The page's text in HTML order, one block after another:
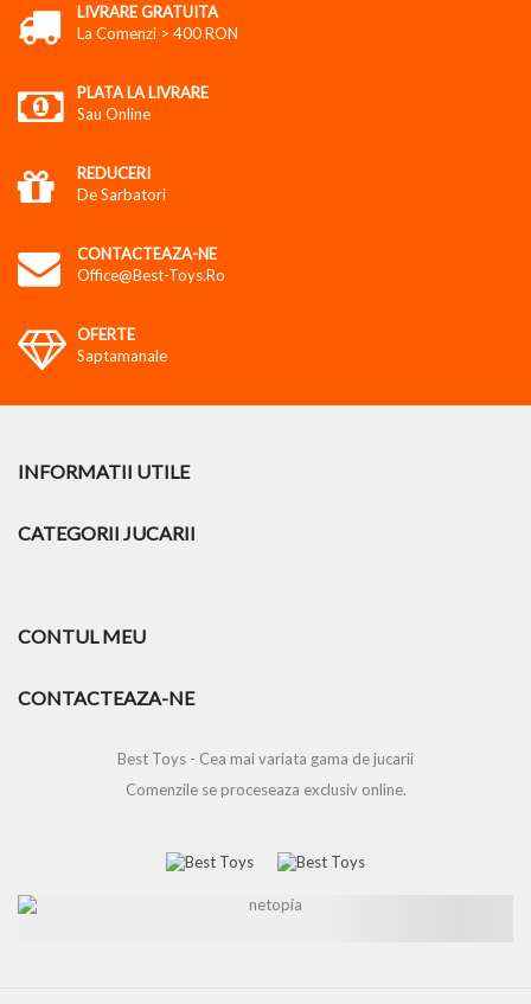
LIVRARE GRATUITA
La Comenzi > 400 RON
PLATA LA LIVRARE
Sau Online
REDUCERI
De Sarbatori
CONTACTEAZA-NE
Office@best-Toys.ro
OFERTE
Saptamanale
INFORMATII UTILE
CATEGORII JUCARII
CONTUL MEU
CONTACTEAZA-NE
Best Toys - Cea mai variata gama de jucarii
Comenzile se proceseaza exclusiv online.